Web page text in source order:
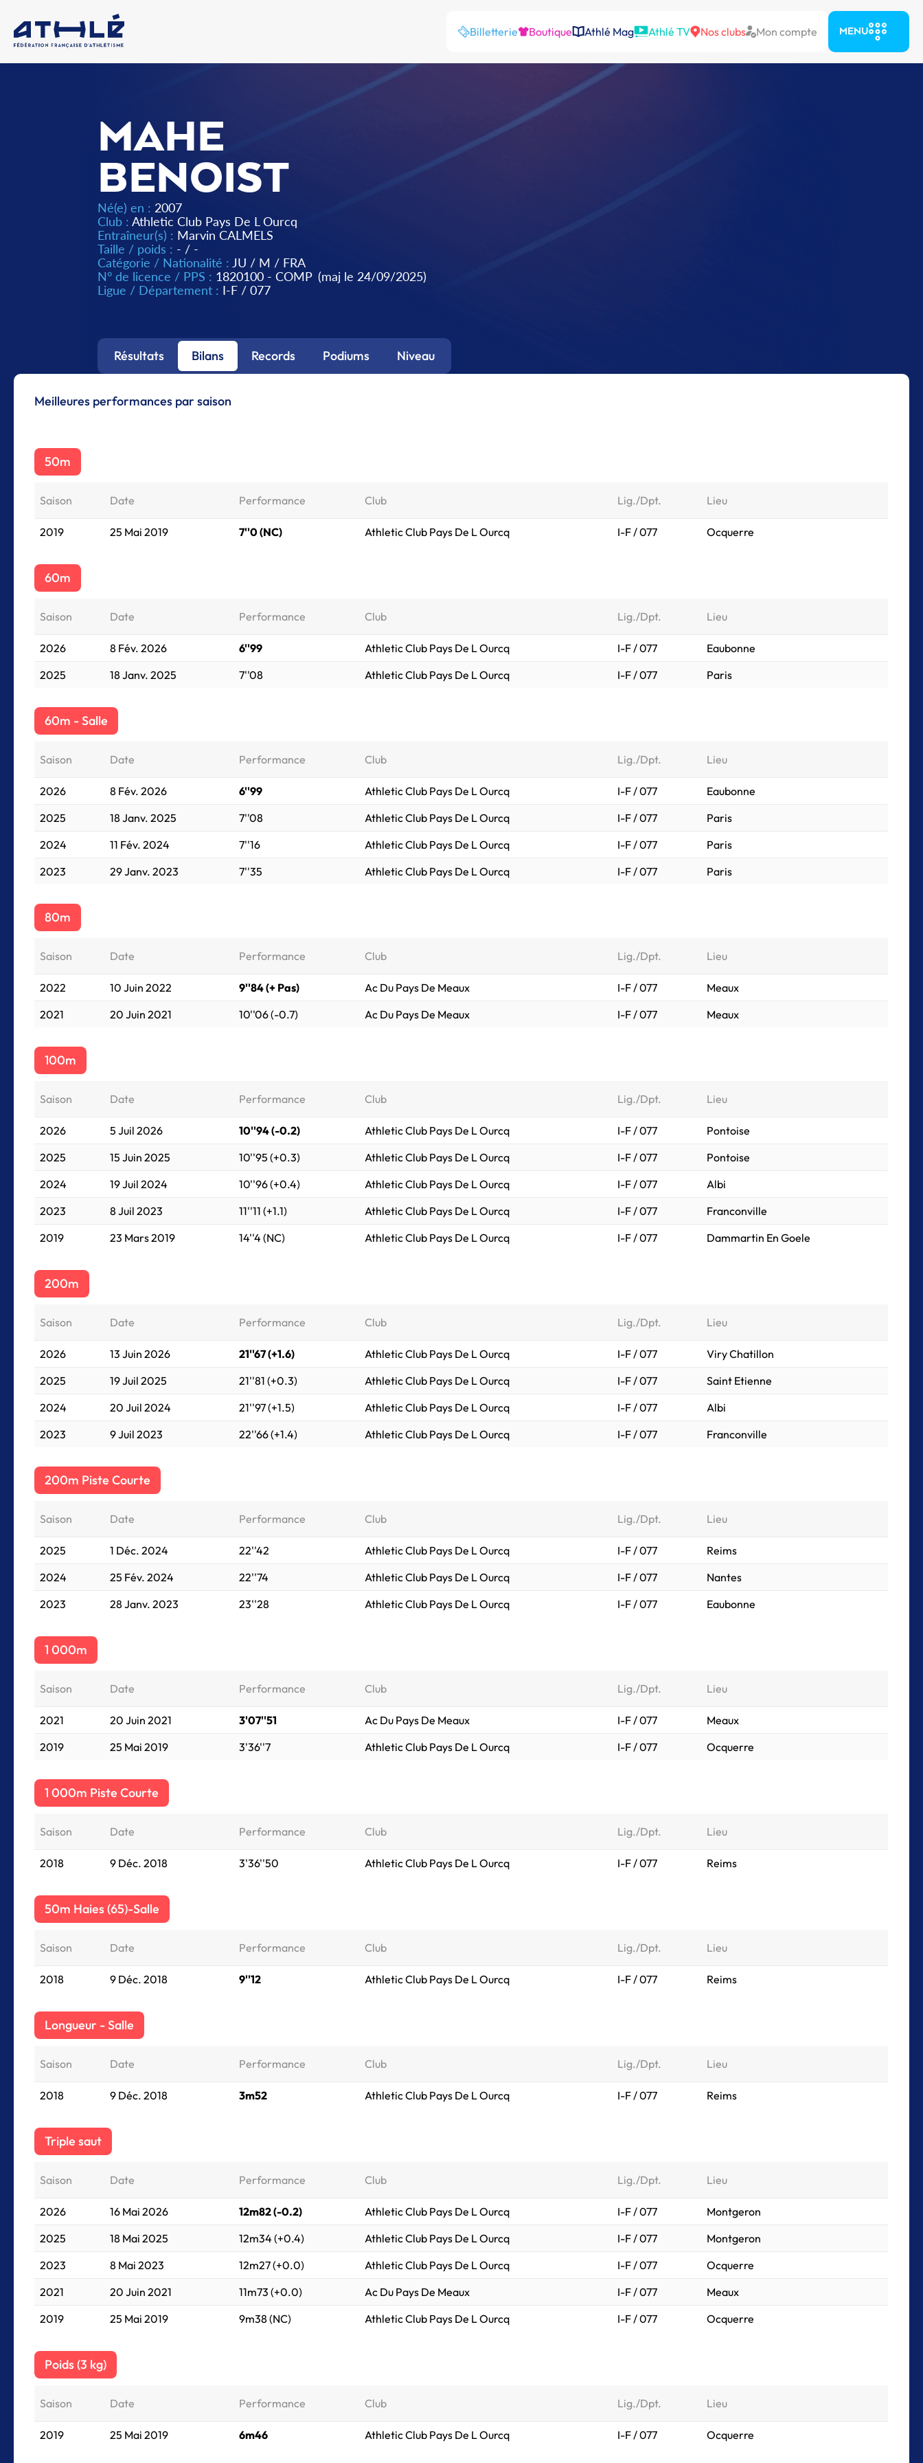
Billetterie Boutique Athlé Mag Athlé TV Nos clubs Mon compte MENU
MAHE
BENOIST
Né(e) en : 2007
Club :Athletic Club Pays De L Ourcq
Entraîneur(s) : Marvin CALMELS
Taille / poids : - / -
Catégorie / Nationalité : JU / M / FRA
N° de licence / PPS : 1820100 - COMP (maj le 24/09/2025)
Ligue / Département : I-F / 077
Résultats Bilans Records Podiums Niveau
Meilleures performances par saison
50m
Saison Date Performance Club Lig./Dpt. Lieu
2019 25 Mai 2019 7''0 (NC) Athletic Club Pays De L Ourcq I-F / 077 Ocquerre
60m
Saison Date Performance Club Lig./Dpt. Lieu
2026 8 Fév. 2026 6''99 Athletic Club Pays De L Ourcq I-F / 077
Eaubonne
2025
18 Janv. 2025 7''08 Athletic Club Pays De L Ourcq I-F / 077 Paris
60m - Salle
Saison Date Performance Club Lig./Dpt. Lieu
2026 8 Fév. 2026 6''99 Athletic Club Pays De L Ourcq I-F / 077
Eaubonne
2025
18 Janv. 2025 7''08 Athletic Club Pays De L Ourcq I-F / 077
Paris
2024
11 Fév. 2024 7''16 Athletic Club Pays De L Ourcq I-F / 077
Paris
2023
29 Janv. 2023 7''35 Athletic Club Pays De L Ourcq I-F / 077 Paris
80m
Saison Date Performance Club Lig./Dpt. Lieu
2022 10 Juin 2022 9''84 (+ Pas) Ac Du Pays De Meaux I-F / 077
Meaux
2021
20 Juin 2021 10''06 (-0.7) Ac Du Pays De Meaux I-F / 077 Meaux
100m
Saison Date Performance Club Lig./Dpt. Lieu
2026 5 Juil 2026 10''94 (-0.2) Athletic Club Pays De L Ourcq I-F / 077
Pontoise
2025
15 Juin 2025 10''95 (+0.3) Athletic Club Pays De L Ourcq I-F / 077
Pontoise
2024
19 Juil 2024 10''96 (+0.4) Athletic Club Pays De L Ourcq I-F / 077
Albi
2023
8 Juil 2023 11''11 (+1.1) Athletic Club Pays De L Ourcq I-F / 077
Franconville
2019
23 Mars 2019 14''4 (NC) Athletic Club Pays De L Ourcq I-F / 077 Dammartin En Goele
200m
Saison Date Performance Club Lig./Dpt. Lieu
2026 13 Juin 2026 21''67 (+1.6) Athletic Club Pays De L Ourcq I-F / 077
Viry Chatillon
2025
19 Juil 2025 21''81 (+0.3) Athletic Club Pays De L Ourcq I-F / 077
Saint Etienne
2024
20 Juil 2024 21''97 (+1.5) Athletic Club Pays De L Ourcq I-F / 077
Albi
2023
9 Juil 2023 22''66 (+1.4) Athletic Club Pays De L Ourcq I-F / 077 Franconville
200m Piste Courte
Saison Date Performance Club Lig./Dpt. Lieu
2025 1 Déc. 2024 22''42 Athletic Club Pays De L Ourcq I-F / 077
Reims
2024
25 Fév. 2024 22''74 Athletic Club Pays De L Ourcq I-F / 077
Nantes
2023
28 Janv. 2023 23''28 Athletic Club Pays De L Ourcq I-F / 077 Eaubonne
1 000m
Saison Date Performance Club Lig./Dpt. Lieu
2021 20 Juin 2021 3'07''51 Ac Du Pays De Meaux I-F / 077
Meaux
2019
25 Mai 2019 3'36''7 Athletic Club Pays De L Ourcq I-F / 077 Ocquerre
1 000m Piste Courte
Saison Date Performance Club Lig./Dpt. Lieu
2018 9 Déc. 2018 3'36''50 Athletic Club Pays De L Ourcq I-F / 077 Reims
50m Haies (65)-Salle
Saison Date Performance Club Lig./Dpt. Lieu
2018 9 Déc. 2018 9''12 Athletic Club Pays De L Ourcq I-F / 077 Reims
Longueur - Salle
Saison Date Performance Club Lig./Dpt. Lieu
2018 9 Déc. 2018 3m52 Athletic Club Pays De L Ourcq I-F / 077 Reims
Triple saut
Saison Date Performance Club Lig./Dpt. Lieu
2026 16 Mai 2026 12m82 (-0.2) Athletic Club Pays De L Ourcq I-F / 077
Montgeron
2025
18 Mai 2025 12m34 (+0.4) Athletic Club Pays De L Ourcq I-F / 077
Montgeron
2023
8 Mai 2023 12m27 (+0.0) Athletic Club Pays De L Ourcq I-F / 077
Ocquerre
2021
20 Juin 2021 11m73 (+0.0) Ac Du Pays De Meaux I-F / 077
Meaux
2019
25 Mai 2019 9m38 (NC) Athletic Club Pays De L Ourcq I-F / 077 Ocquerre
Poids (3 kg)
Saison Date Performance Club Lig./Dpt. Lieu
2019 25 Mai 2019 6m46 Athletic Club Pays De L Ourcq I-F / 077 Ocquerre